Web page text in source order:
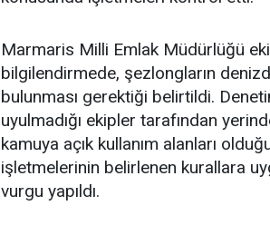
Marmaris Milli Emlak Müdürlüğü
bilgilendirmede, şezlongların
bulunması gerektiği belirtildi.
uyulmadığı ekipler tarafından
kamuya açık kullanım alanları
işletmelerinin belirlenen kurallara
vurgu yapıldı.